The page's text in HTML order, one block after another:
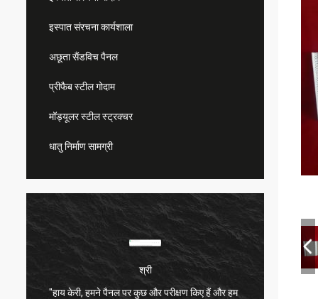
इस्पात संरचना कार्यशाला
अछूता सैंडविच पैनल
प्रीफैब स्टील गोदाम
मॉड्यूलर स्टील स्ट्रक्चर
धातु निर्माण सामग्री
श्री
"हाय केरी, हमने पैनल पर कुछ और परीक्षण किए हैं और हम